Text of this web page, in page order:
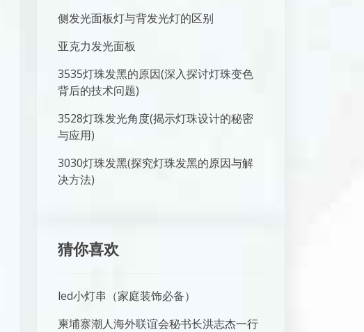
侧发光面板灯与背发光灯的区别
亚克力发光面板
3535灯珠发黑的原因(深入探讨灯珠变色
背后的技术问题)
3528灯珠发光角度(揭示灯珠设计的秘密
与应用)
3030灯珠发黑(探究灯珠发黑的原因与解
决方法)
猜你喜欢
led小灯串（家庭装饰必备）
柬埔寨潮人海外联谊会秘书长洪志杰一行